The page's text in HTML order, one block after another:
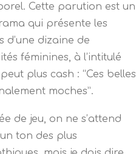
Cette parution est un
qui présente les
d’une dizaine de
féminines, à l’intitulé
plus cash : “Ces belles
moches”.
de jeu, on ne s’attend
ton des plus